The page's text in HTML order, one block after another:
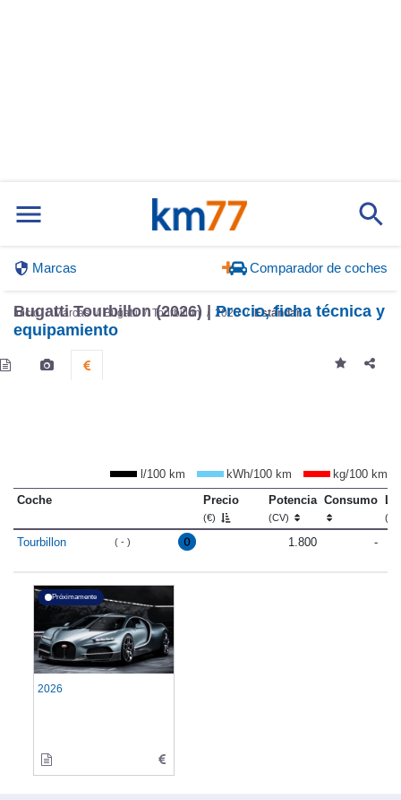
Marcas Comparador de coches
Inicio Marcas Bugatti Tourbillon 2026 Estándar
Bugatti Tourbillon (2026) |Precio, ficha técnica y
equipamiento
l/100 km kWh/100 km
kg/100 km
Coche
Precio
(€)
Potencia
(CV)
Consumo
Tourbillon ( - ) 1.800 -
Próximamente
2026